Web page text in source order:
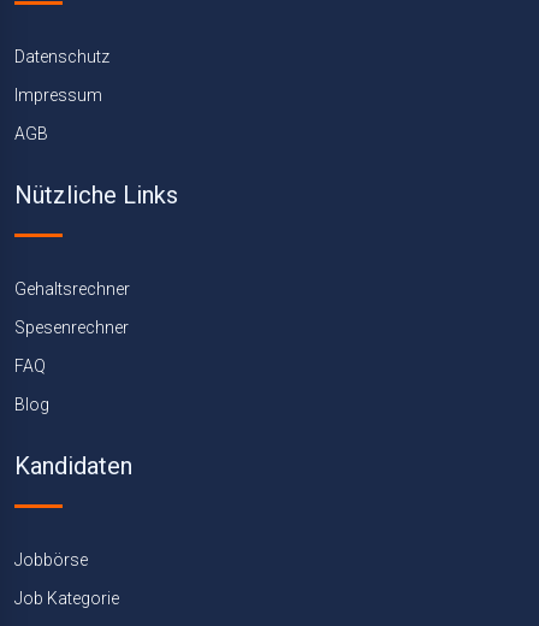
Datenschutz
Impressum
AGB
Nützliche Links
Gehaltsrechner
Spesenrechner
FAQ
Blog
Kandidaten
Jobbörse
Job Kategorie